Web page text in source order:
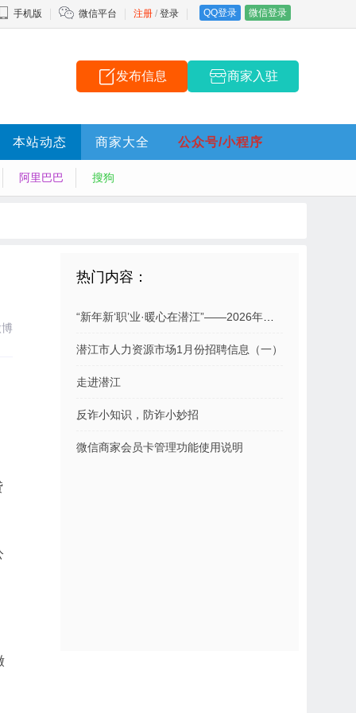
注册 / 登录 QQ登录 微信登录
手机版 微信平台
发布信息 商家入驻
本站动态 商家大全 公众号/小程序
阿里巴巴 搜狗
热门内容：
潜江市人力资源市场1月份招聘信息（一）
走进潜江
反诈小知识，防诈小妙招
微信商家会员卡管理功能使用说明